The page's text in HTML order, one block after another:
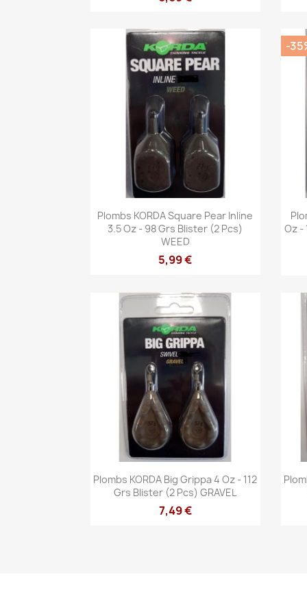
Aperçu rapide
Plombs KORDA Square Pear Inline
3.5 Oz - 98 Grs Blister (2 Pcs)
WEED
5,99 €
Oz -
-
Aperçu rapide
Plombs KORDA Big Grippa 4 Oz - 112
Grs Blister (2 Pcs) GRAVEL
7,49 €